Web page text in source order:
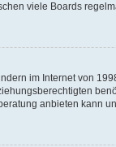
viele Boards
im Internet von
anbieten kann